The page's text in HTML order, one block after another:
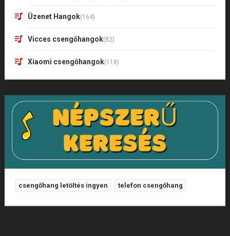
Üzenet Hangok(164)
Vicces csengőhangok(82)
Xiaomi csengőhangok(118)
csengőhang letöltés ingyen telefon csengőhang